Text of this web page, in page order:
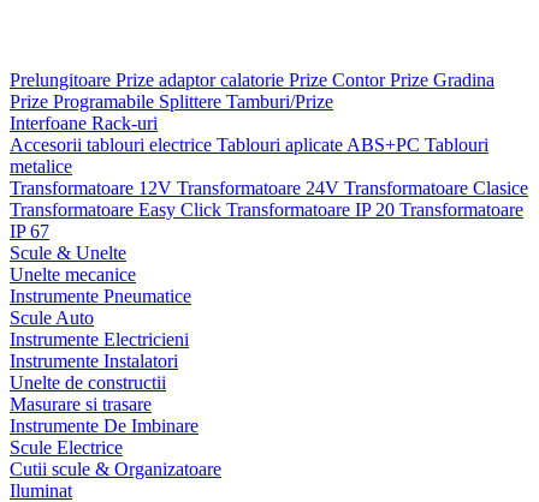
Prelungitoare Prize adaptor calatorie Prize ContorPrize Gradina
Prize Programabile Splittere Tamburi/Prize
Interfoane Rack-uri
Accesorii tablouri electrice Tablouri aplicate ABS+PC Tablouri
metalice
Transformatoare 12V Transformatoare 24V Transformatoare Clasice
Transformatoare Easy Click Transformatoare IP 20 Transformatoare
IP 67
Scule & Unelte
Unelte mecanice
Instrumente Pneumatice
Scule Auto
Instrumente Electricieni
Instrumente Instalatori
Unelte de constructii
Masurare si trasare
Instrumente De Imbinare
Scule Electrice
Cutii scule & Organizatoare
Iluminat